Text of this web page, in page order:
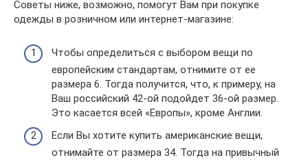
Советы ниже, возможно, помогут Вам при покупке
одежды в розничном или интернет-магазине:
Чтобы определиться с выбором вещи по
европейским стандартам, отнимите от ее
размера 6. Тогда получится, что, к примеру, на
Ваш российский 42-ой подойдет 36-ой размер.
Это касается всей «Европы», кроме Англии.
Если Вы хотите купить американские вещи,
отнимайте от размера 34. Тогда на привычный